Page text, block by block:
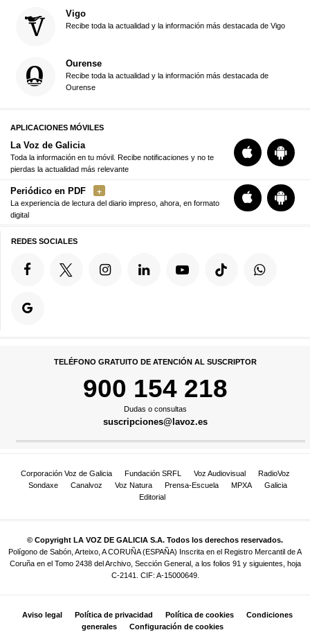
Vigo
Recibe toda la actualidad y la información más destacada de Vigo
Ourense
Recibe toda la actualidad y la información más destacada de
Ourense
APLICACIONES MÓVILES
La Voz de Galicia
Toda la información en tu móvil. Recibe notificaciones y no te
pierdas la actualidad más relevante
Periódico en PDF
La experiencia de lectura del diario impreso, ahora, en formato
digital
REDES SOCIALES
TELÉFONO GRATUITO DE ATENCIÓN AL SUSCRIPTOR
900 154 218
Dudas o consultas
suscripciones@lavoz.es
Corporación Voz de Galicia Fundación SRFL Voz Audiovisual
RadioVoz
Sondaxe
Canalvoz Voz Natura Prensa-Escuela MPXA
Galicia
Editorial
© Copyright LA VOZ DE GALICIA S.A. Todos los derechos reservados.
Polígono de Sabón, Arteixo, A CORUÑA (ESPAÑA) Inscrita en el Registro Mercantil de A
Coruña en el Tomo 2438 del Archivo, Sección General, a los folios 91 y siguientes, hoja
C-2141. CIF: A-15000649.
Aviso legal Política de privacidad Política de cookies
Condiciones
generales
Configuración de cookies